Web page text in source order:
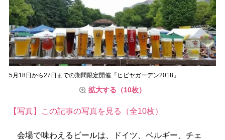
5月18日から27日までの期間限定開催『ヒビヤガーデン2018』
拡大する（10枚）
【写真】この記事の写真を見る（全10枚）
会場で味わえるビールは、ドイツ、ベルギー、チェ